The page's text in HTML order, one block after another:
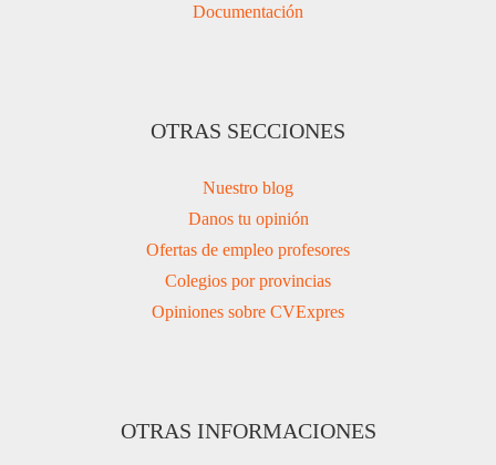
Documentación
OTRAS SECCIONES
Nuestro blog
Danos tu opinión
Ofertas de empleo profesores
Colegios por provincias
Opiniones sobre CVExpres
OTRAS INFORMACIONES